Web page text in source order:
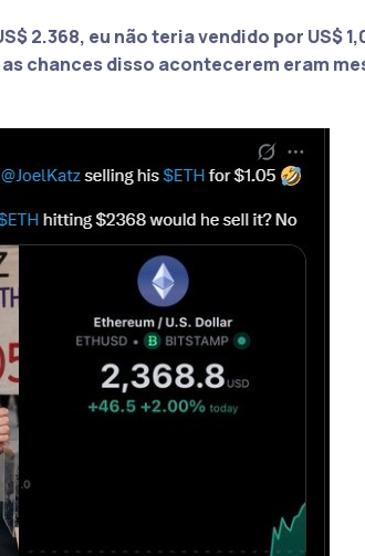
2.368, eu não teria vendido por US$
chances disso acontecerem eram